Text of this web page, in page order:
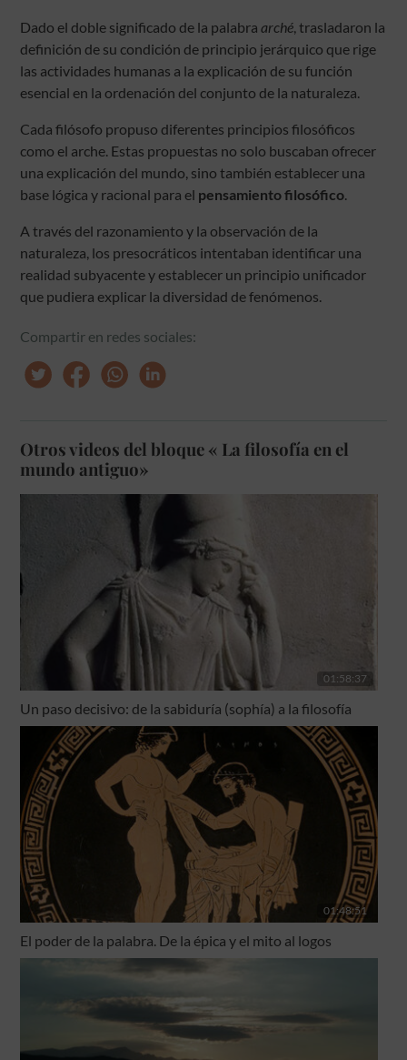
Dado el doble significado de la palabraarché , trasladaron la
definición de su condición de principio jerárquico que rige
las actividades humanas a la explicación de su función
esencial en la ordenación del conjunto de la naturaleza.
Cada filósofo propuso diferentes principios filosóficos
como el arche. Estas propuestas no solo buscaban ofrecer
una explicación del mundo, sino también establecer una
base lógica y racional para el pensamiento filosófico
A través del razonamiento y la observación de la
naturaleza, los presocráticos intentaban identificar una
realidad subyacente y establecer un principio unificador
que pudiera explicar la diversidad de fenómenos.
Compartir en redes sociales:
Otros videos del bloque « La filosofía en el
mundo antiguo»
01:58:37
Un paso decisivo: de la sabiduría (sophía) a la filosofía
01:48:51
El poder de la palabra. De la épica y el mito al logos